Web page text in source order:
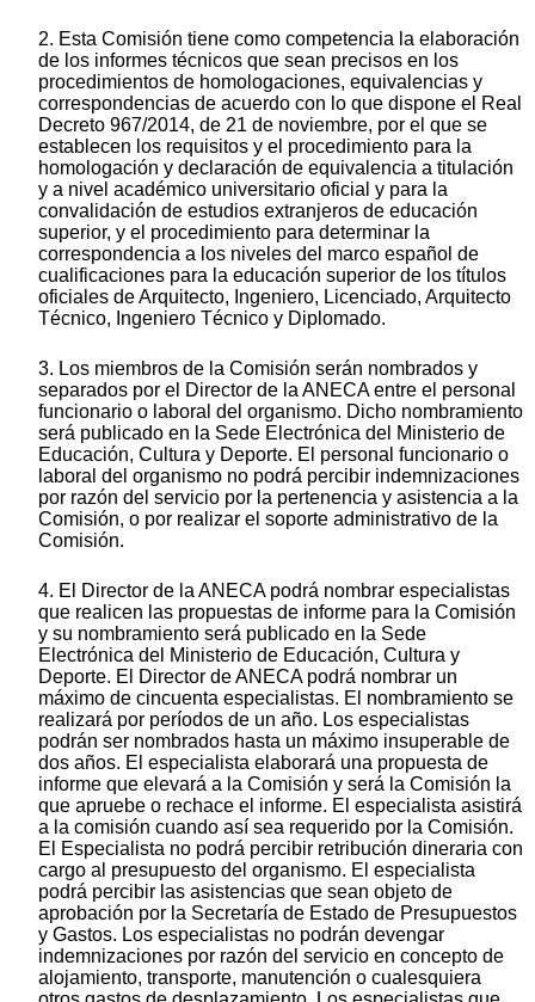
2. Esta Comisión tiene como competencia la elaboración
de los informes técnicos que sean precisos en los
procedimientos de homologaciones, equivalencias y
correspondencias de acuerdo con lo que dispone el Real
Decreto 967/2014, de 21 de noviembre, por el que se
establecen los requisitos y el procedimiento para la
homologación y declaración de equivalencia a titulación
y a nivel académico universitario oficial y para la
convalidación de estudios extranjeros de educación
superior, y el procedimiento para determinar la
correspondencia a los niveles del marco español de
cualificaciones para la educación superior de los títulos
oficiales de Arquitecto, Ingeniero, Licenciado, Arquitecto
Técnico, Ingeniero Técnico y Diplomado.
3. Los miembros de la Comisión serán nombrados y
separados por el Director de la ANECA entre el personal
funcionario o laboral del organismo. Dicho nombramiento
será publicado en la Sede Electrónica del Ministerio de
Educación, Cultura y Deporte. El personal funcionario o
laboral del organismo no podrá percibir indemnizaciones
por razón del servicio por la pertenencia y asistencia a la
Comisión, o por realizar el soporte administrativo de la
Comisión.
4. El Director de la ANECA podrá nombrar especialistas
que realicen las propuestas de informe para la Comisión
y su nombramiento será publicado en la Sede
Electrónica del Ministerio de Educación, Cultura y
Deporte. El Director de ANECA podrá nombrar un
máximo de cincuenta especialistas. El nombramiento se
realizará por períodos de un año. Los especialistas
podrán ser nombrados hasta un máximo insuperable de
dos años. El especialista elaborará una propuesta de
informe que elevará a la Comisión y será la Comisión la
que apruebe o rechace el informe. El especialista asistirá
a la comisión cuando así sea requerido por la Comisión.
El Especialista no podrá percibir retribución dineraria con
cargo al presupuesto del organismo. El especialista
podrá percibir las asistencias que sean objeto de
aprobación por la Secretaría de Estado de Presupuestos
y Gastos. Los especialistas no podrán devengar
indemnizaciones por razón del servicio en concepto de
alojamiento, transporte, manutención o cualesquiera